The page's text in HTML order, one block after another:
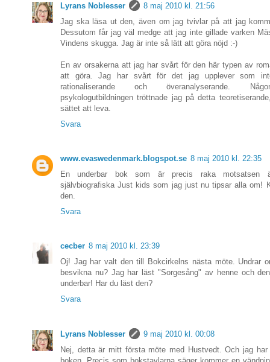
Lyrans Noblesser
8 maj 2010 kl. 21:56
Jag ska läsa ut den, även om jag tvivlar på att jag
Dessutom får jag väl medge att jag inte gillade varken
Vindens skugga. Jag är inte så lätt att göra nöjd :-)
En av orsakerna att jag har svårt för den här typen av
att göra. Jag har svårt för det jag upplever som
rationaliserande och överanalyserande.
psykologutbildningen tröttnade jag på detta
sättet att leva.
Svara
www.evaswedenmark.blogspot.se 8 maj 2010 kl. 22:35
En underbar bok som är precis raka motsatsen
självbiografiska Just kids som jag just nu tipsar alla om!
den.
Svara
cecber 8 maj 2010 kl. 23:39
Oj! Jag har valt den till Bokcirkelns nästa möte. Undrar
besvikna nu? Jag har läst "Sorgesång" av henne och
underbar! Har du läst den?
Svara
Lyrans Noblesser
9 maj 2010 kl. 00:08
Nej, detta är mitt första möte med Hustvedt. Och jag har